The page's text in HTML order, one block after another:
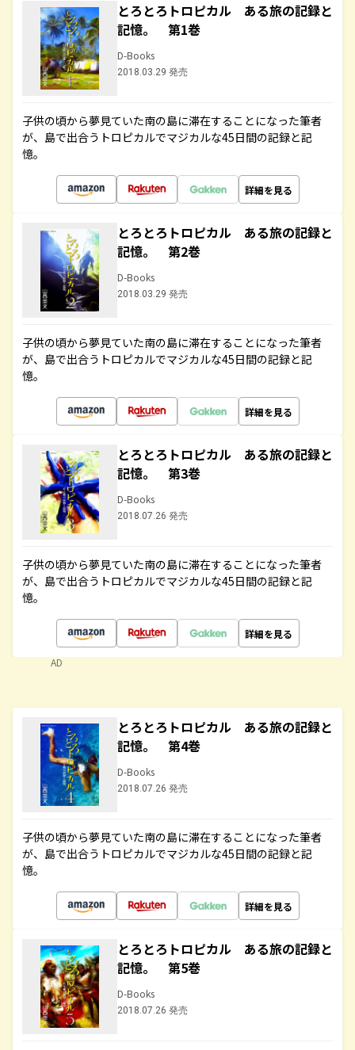
とろとろトロピカル ある旅の記録と
記憶。 第1巻
D-Books
2018.03.29 発売
子供の頃から夢見ていた南の島に滞在することになった筆者
が、島で出合うトロピカルでマジカルな45日間の記録と記
憶。
詳細を見る
とろとろトロピカル ある旅の記録と
記憶。 第2巻
D-Books
2018.03.29 発売
子供の頃から夢見ていた南の島に滞在することになった筆者
が、島で出合うトロピカルでマジカルな45日間の記録と記
憶。
詳細を見る
とろとろトロピカル ある旅の記録と
記憶。 第3巻
D-Books
2018.07.26 発売
子供の頃から夢見ていた南の島に滞在することになった筆者
が、島で出合うトロピカルでマジカルな45日間の記録と記
憶。
詳細を見る
AD
とろとろトロピカル ある旅の記録と
記憶。 第4巻
D-Books
2018.07.26 発売
子供の頃から夢見ていた南の島に滞在することになった筆者
が、島で出合うトロピカルでマジカルな45日間の記録と記
憶。
詳細を見る
とろとろトロピカル ある旅の記録と
記憶。 第5巻
D-Books
2018.07.26 発売